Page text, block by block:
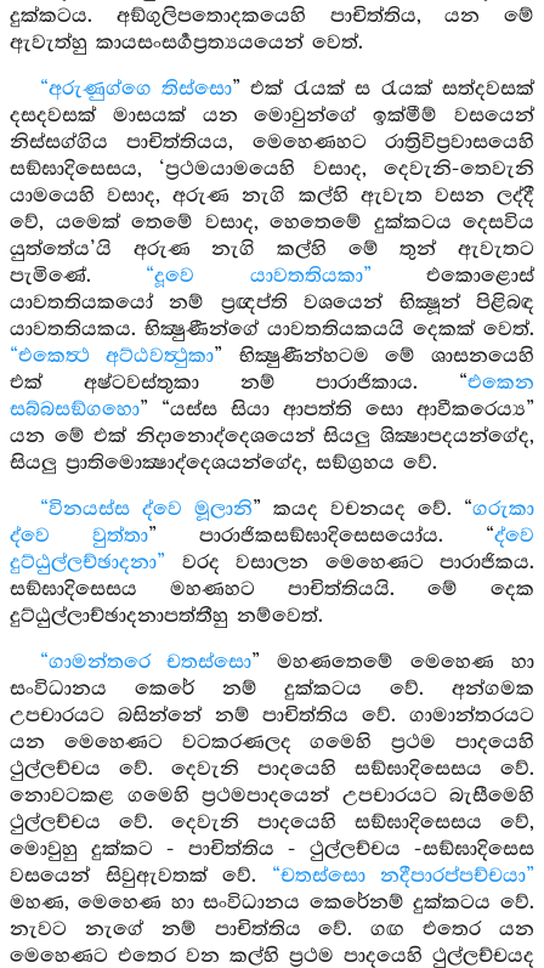
දුක්කටය. අඞ්ගුලිපතොදකයෙහි පාචිත්තිය, යන මේ
ඇවැත්හු කායසංසර්‍ගප්‍රත්‍යයයෙන් වෙත්.
“අරුණුග්ගෙ තිස්සො” එක් රැයක් ස රැයක් සත්දවසක්
දසදවසක් මාසයක් යන මොවුන්ගේ ඉක්මීම් වසයෙන්
නිස්සග්ගිය පාචිත්තියය, මෙහෙණහට රාත්‍රිවිප්‍රවාසයෙහි
සඞ්ඝාදිසෙසය, ‘ප්‍රථමයාමයෙහි වසාද, දෙවැනි-තෙවැනි
යාමයෙහි වසාද, අරුණ නැගි කල්හි ඇවැත වසන ලද්දී
වේ, යමෙක් තෙමේ වසාද, හෙතෙමේ දුක්කටය දෙසවිය
යුත්තේය’යි අරුණ නැගි කල්හි මේ තුන් ඇවැතට
පැමිණේ. “දූවෙ යාවතතියකා” එකොළොස්
යාවතතියකයෝ නම් ප්‍රඥප්ති වශයෙන් භික්‍ෂූන් පිළිබඳ
යාවතතියකය. භික්‍ෂුණීන්ගේ යාවතතියකයයි දෙකක් වෙත්.
“එකෙත්‍ථ අට්ඨවත්‍ථුකා” භික්‍ෂුණීන්හටම මේ ශාසනයෙහි
එක් අෂ්ටවස්තුකා නම් පාරාජිකාය. “එකෙන
සබ්බසඞ්ගහො” “යස්ස සියා ආපත්ති සො ආවීකරෙය්‍ය”
යන මේ එක් නිදානොද්දෙශයෙන් සියලු ශික්‍ෂාපදයන්ගේද,
සියලු ප්‍රාතිමොක්‍ෂාද්දෙශයන්ගේද, සඞ්ග්‍රහය වේ.
“විනයස්ස ද්වෙ මූලානි” කයද වචනයද වේ. “ගරුකා
ද්වෙ වුත්තා” පාරාජිකසඞ්ඝාදිසෙසයෝය. “ද්වෙ
දුට්ඨුල්ලච්ඡාදනා” වරද වසාලන මෙහෙණට පාරාජිකය.
සඞ්ඝාදිසෙසය මහණහට පාචිත්තියයි. මේ දෙක
දුට්ඨුල්ලාච්ඡාදනාපත්තීහු නම්වෙත්.
“ගාමන්තරෙ චතස්සො” මහණතෙමේ මෙහෙණ හා
සංවිධානය කෙරේ නම් දුක්කටය වේ. අන්ගමක
උපචාරයට බසින්නේ නම් පාචිත්තිය වේ. ගාමාන්තරයට
යන මෙහෙණට වටකරණලද ගමෙහි ප්‍රථම පාදයෙහි
ථුල්ලච්චය වේ. දෙවැනි පාදයෙහි සඞ්ඝාදිසෙසය වේ.
නොවටකළ ගමෙහි ප්‍රථමපාදයෙන් උපචාරයට බැසීමෙහි
ථුල්ලච්චය වේ. දෙවැනි පාදයෙහි සඞ්ඝාදිසෙසය වේ,
මොවුහු දුක්කට - පාචිත්තිය - ථුල්ලච්චය -සඞ්ඝාදිසෙස
වසයෙන් සිවුඇවතක් වේ. “චතස්සො නදීපාරප්පච්චයා”
මහණ, මෙහෙණ හා සංවිධානය කෙරේනම් දුක්කටය වේ.
නැවට නැගේ නම් පාචිත්තිය වේ. ගඟ එතෙර යන
මෙහෙණට එතෙර වන කල්හි ප්‍රථම පාදයෙහි ථුල්ලච්චයද